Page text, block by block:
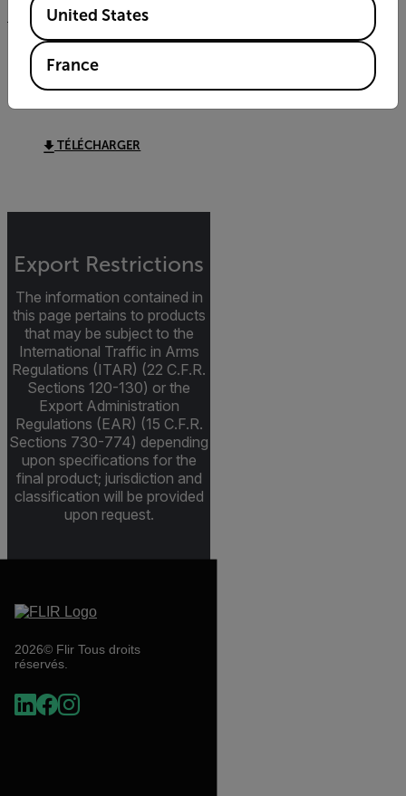
Extech PRC10 PRC15
TÉLÉCHARGER
Export Restrictions
The information contained in
this page pertains to products
that may be subject to the
International Traffic in Arms
Regulations (ITAR) (22 C.F.R.
Sections 120-130) or the
Export Administration
Regulations (EAR) (15 C.F.R.
Sections 730-774) depending
upon specifications for the
final product; jurisdiction and
classification will be provided
upon request.
2026© Flir Tous droits
réservés.
United States
France